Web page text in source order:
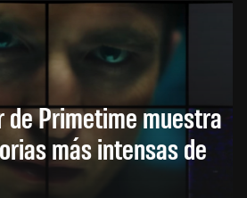
de Primetime muestra
más intensas de